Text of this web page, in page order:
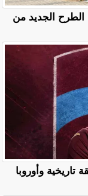
الطرح الجديد من
وأوروبا